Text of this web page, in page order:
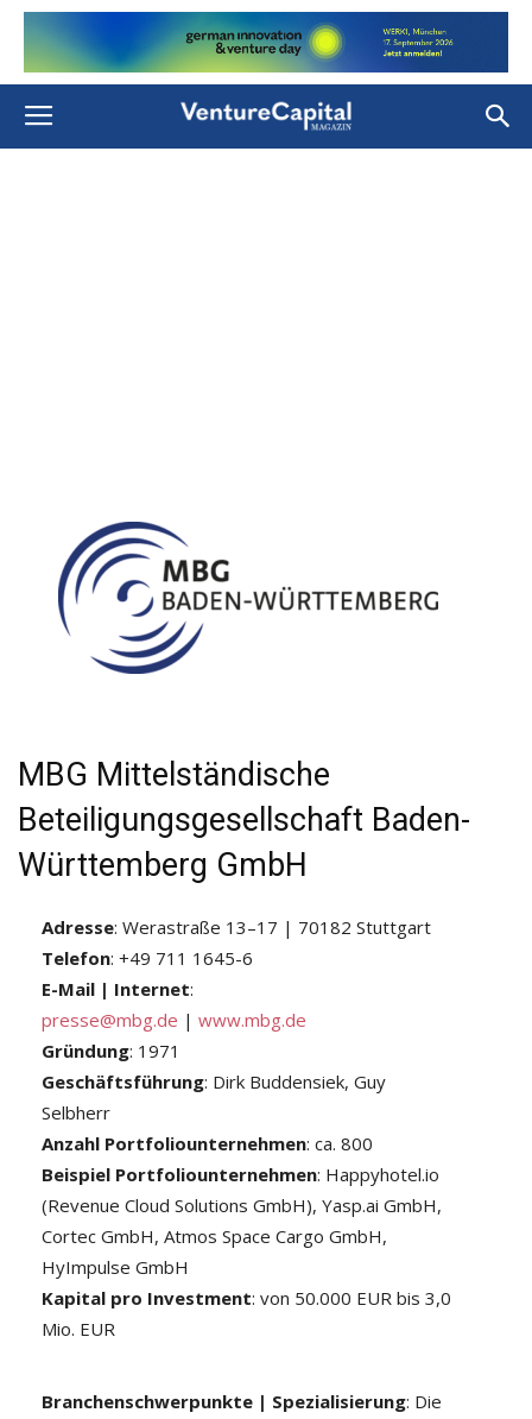
MBG Mittelständische
Beteiligungsgesellschaft Baden-
Württemberg GmbH
Adresse: Werastraße 13–17 | 70182 Stuttgart
Telefon: +49 711 1645-6
E-Mail | Internet:
presse@mbg.de | www.mbg.de
Gründung: 1971
Geschäftsführung: Dirk Buddensiek, Guy
Selbherr
Anzahl Portfoliounternehmen: ca. 800
Beispiel Portfoliounternehmen: Happyhotel.io
(Revenue Cloud Solutions GmbH), Yasp.ai GmbH,
Cortec GmbH, Atmos Space Cargo GmbH,
HyImpulse GmbH
Kapital pro Investment: von 50.000 EUR bis 3,0
Mio. EUR
Branchenschwerpunkte | Spezialisierung: Die